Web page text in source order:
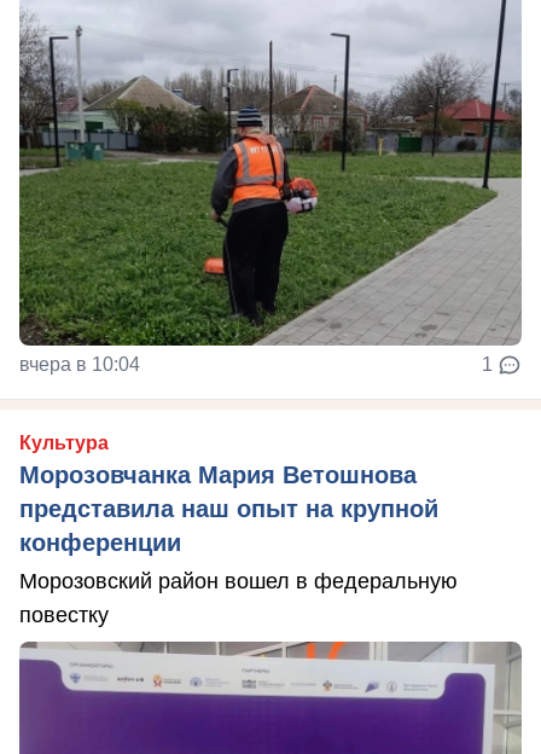
вчера в 10:04 1
Культура
Морозовчанка Мария Ветошнова
представила наш опыт на крупной
конференции
Морозовский район вошел в федеральную
повестку